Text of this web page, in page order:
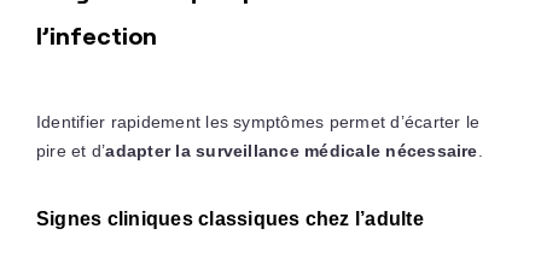
l’infection
Identifier rapidement les symptômes permet d’écarter le
pire et d’adapter la surveillance médicale nécessaire
Signes cliniques classiques chez l’adulte